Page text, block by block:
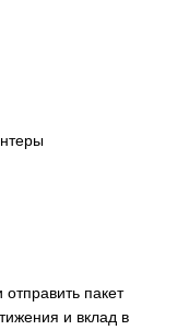
пакет
и вклад в